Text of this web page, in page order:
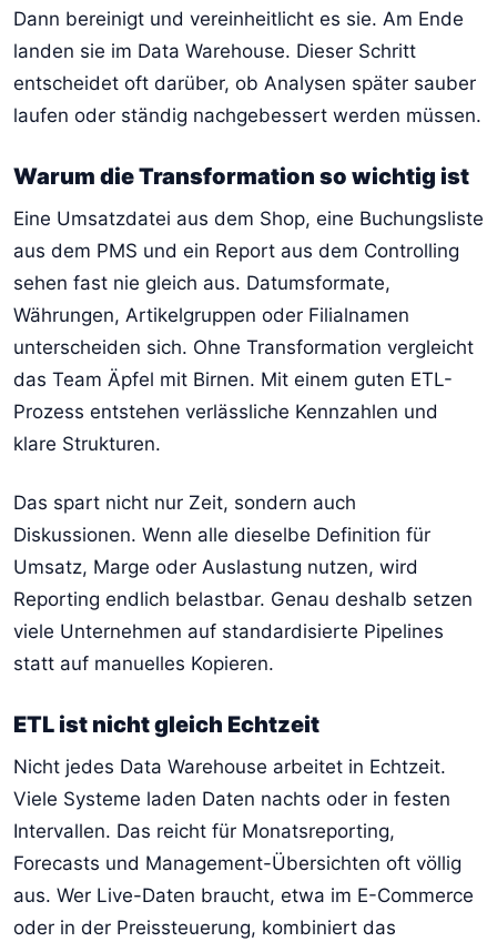
Dann bereinigt und vereinheitlicht es sie. Am Ende
landen sie im Data Warehouse. Dieser Schritt
entscheidet oft darüber, ob Analysen später sauber
laufen oder ständig nachgebessert werden müssen.
Warum die Transformation so wichtig ist
Eine Umsatzdatei aus dem Shop, eine Buchungsliste
aus dem PMS und ein Report aus dem Controlling
sehen fast nie gleich aus. Datumsformate,
Währungen, Artikelgruppen oder Filialnamen
unterscheiden sich. Ohne Transformation vergleicht
das Team Äpfel mit Birnen. Mit einem guten ETL-
Prozess entstehen verlässliche Kennzahlen und
klare Strukturen.
Das spart nicht nur Zeit, sondern auch
Diskussionen. Wenn alle dieselbe Definition für
Umsatz, Marge oder Auslastung nutzen, wird
Reporting endlich belastbar. Genau deshalb setzen
viele Unternehmen auf standardisierte Pipelines
statt auf manuelles Kopieren.
ETL ist nicht gleich Echtzeit
Nicht jedes Data Warehouse arbeitet in Echtzeit.
Viele Systeme laden Daten nachts oder in festen
Intervallen. Das reicht für Monatsreporting,
Forecasts und Management-Übersichten oft völlig
aus. Wer Live-Daten braucht, etwa im E-Commerce
oder in der Preissteuerung, kombiniert das